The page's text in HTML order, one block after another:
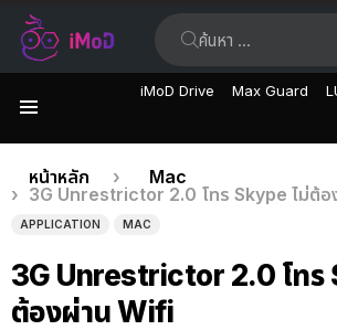
iMoD Drive Max Guard
เรื่อง
ล่าสุด
คุณอยู่ที่นี่:
หน้าหลัก
Mac
3G Unrestrictor 2.0 โทร Skype ไม่ต้อ
APPLICATION MAC
3G Unrestrictor 2.0 โทร
ต้องผ่าน Wifi